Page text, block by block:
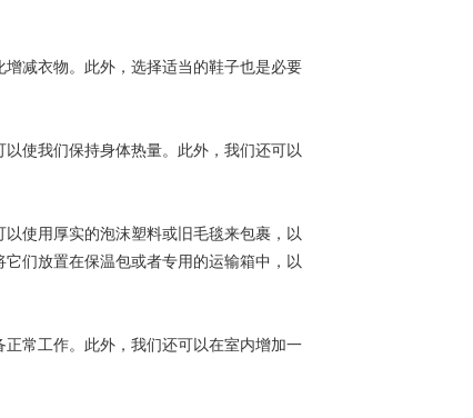
减衣物。此外，选择适当的鞋子也是必要
使我们保持身体热量。此外，我们还可以
使用厚实的泡沫塑料或旧毛毯来包裹，以
们放置在保温包或者专用的运输箱中，以
常工作。此外，我们还可以在室内增加一